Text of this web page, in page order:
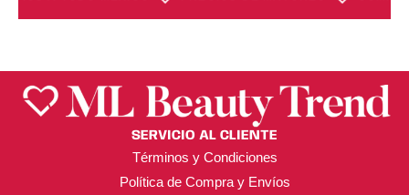
SERVICIO AL CLIENTE
Términos y Condiciones
Política de Compra y Envíos